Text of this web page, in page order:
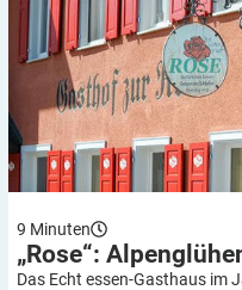
9 Minuten
„Rose“:
Das Echt essen-Gasthaus im